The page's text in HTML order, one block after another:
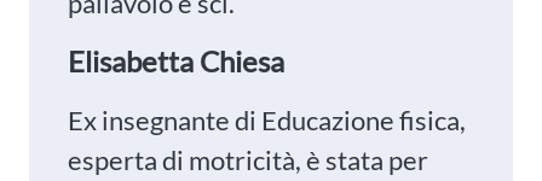
Elisabetta Chiesa
Ex insegnante di Educazione fisica,
esperta di motricità, è stata per